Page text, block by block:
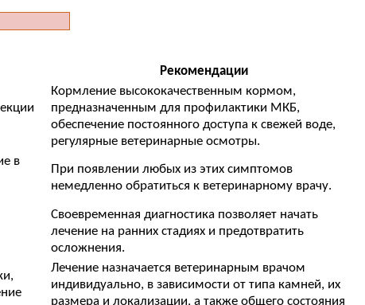
Рекомендации
Кормление высококачественным кормом,
предназначенным для профилактики МКБ,
обеспечение постоянного доступа к свежей воде,
регулярные ветеринарные осмотры.
в
При появлении любых из этих симптомов
немедленно обратиться к ветеринарному врачу.
Своевременная диагностика позволяет начать
лечение на ранних стадиях и предотвратить
осложнения.
Лечение назначается ветеринарным врачом
индивидуально, в зависимости от типа камней, их
размера и локализации, а также общего состояния